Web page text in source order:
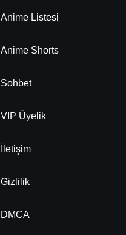
Anime Listesi
Anime Shorts
Sohbet
VIP Üyelik
İletişim
Gizlilik
DMCA